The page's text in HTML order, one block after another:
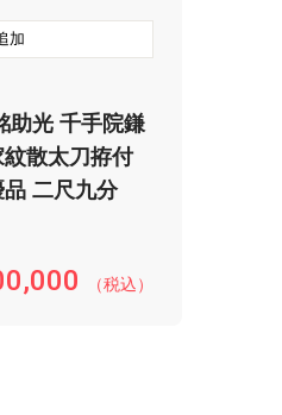
助光 千手院鎌
散太刀拵付
二尺九分
（税込）